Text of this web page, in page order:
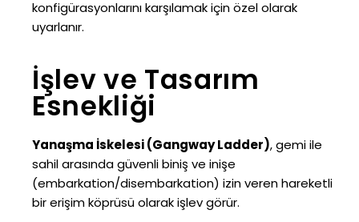
konfigürasyonlarını karşılamak için özel olarak
uyarlanır.
İşlev ve Tasarım
Esnekliği
Yanaşma İskelesi (Gangway Ladder), gemi ile
sahil arasında güvenli biniş ve inişe
(embarkation/disembarkation) izin veren hareketli
bir erişim köprüsü olarak işlev görür.